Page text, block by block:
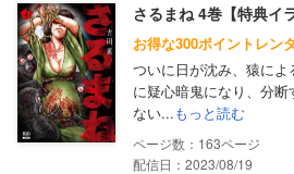
さるまね 4巻【特典イ
お得な300ポイントレン
ついに日が沈み、猿に
に疑心暗鬼になり、分
ない...もっと読む
163
配信日：2023/08/19